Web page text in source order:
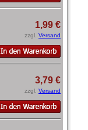
1,99 €
zzgl. Versand
3,79 €
zzgl. Versand